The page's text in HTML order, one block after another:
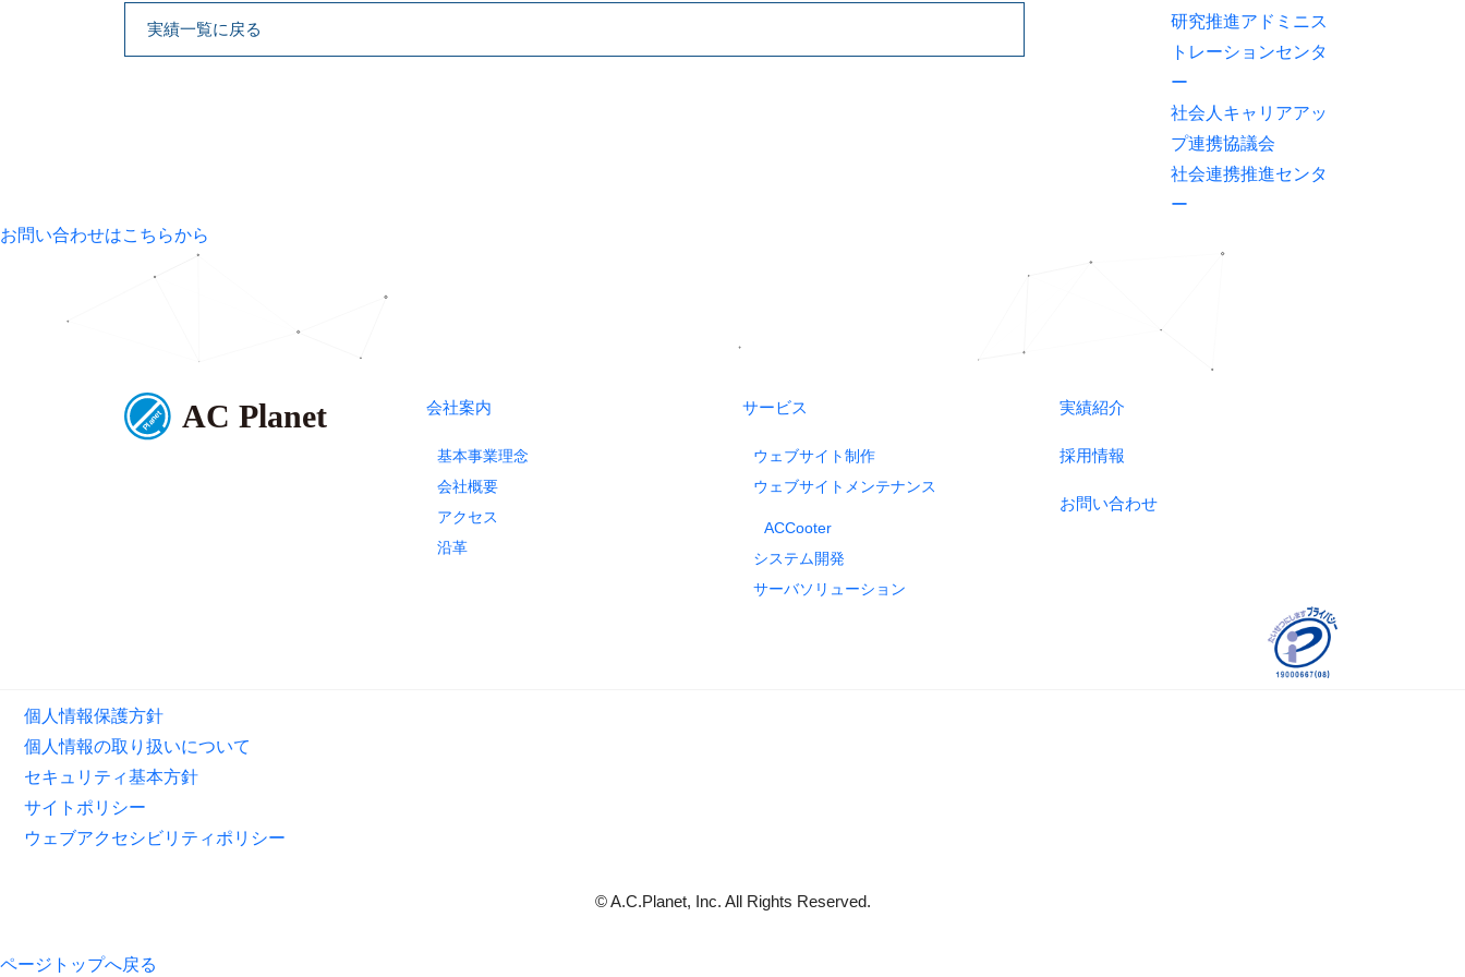
実績一覧に戻る
研究推進アドミニス
トレーションセンタ
ー
社会人キャリアアッ
プ連携協議会
社会連携推進センタ
ー
お問い合わせはこちらから
会社案内
基本事業理念
会社概要
アクセス
沿革
サービス
ウェブサイト制作
ウェブサイトメンテナンス
ACCooter
システム開発
サーバソリューション
実績紹介
採用情報
お問い合わせ
個人情報保護方針
個人情報の取り扱いについて
セキュリティ基本方針
サイトポリシー
ウェブアクセシビリティポリシー
© A.C.Planet, Inc. All Rights Reserved.
ページトップへ戻る